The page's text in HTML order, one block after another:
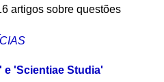
artigos sobre questões
'Scientiae Studia'